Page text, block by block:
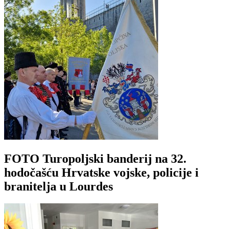
FOTO Turopoljski banderij na 32.
hodočašću Hrvatske vojske, policije i
branitelja u Lourdes